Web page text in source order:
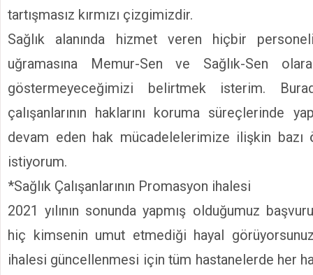
tartışmasız kırmızı çizgimizdir.
Sağlık alanında hizmet veren hiçbir
uğramasına Memur-Sen ve Sağlık-Sen
göstermeyeceğimizi belirtmek isterim.
çalışanlarının haklarını koruma süreçlerinde
devam eden hak mücadelelerimize ilişkin bazı
istiyorum.
*Sağlık Çalışanlarının Promasyon ihalesi
2021 yılının sonunda yapmış olduğumuz
hiç kimsenin umut etmediği hayal
ihalesi güncellenmesi için tüm hastanelerde her